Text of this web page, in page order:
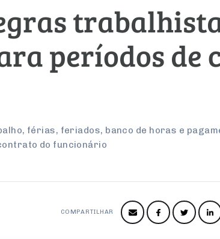
períodos de
férias, feriados, banco de horas e
do funcionário
COMPARTILHAR